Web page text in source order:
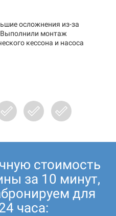
осложнения из-за
Выполнили монтаж
кессона и насоса
стоимость
за 10 минут,
для
часа: